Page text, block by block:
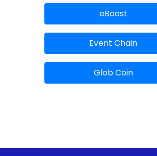
eBoost
Event Chain
Glob Coin